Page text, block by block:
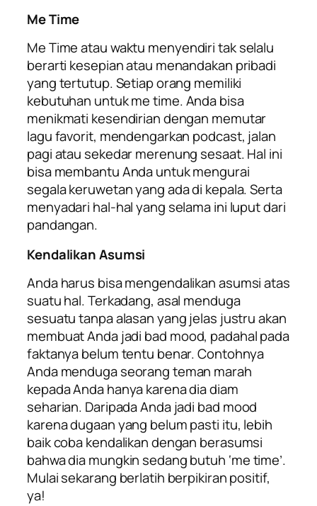
Me Time
Me Timeatau waktu menyendiri tak selalu
berarti kesepian atau menandakan pribadi
yang tertutup. Setiap orang memiliki
kebutuhan untukme time. Anda bisa
menikmati kesendirian dengan memutar
lagu favorit, mendengarkan podcast, jalan
pagi atau sekedar merenung sesaat. Hal ini
bisa membantu Anda untuk mengurai
segala keruwetan yang ada di kepala. Serta
menyadari hal-hal yang selama ini luput dari
pandangan.
Kendalikan Asumsi
Anda harus bisa mengendalikan asumsi atas
suatu hal. Terkadang, asal menduga
sesuatu tanpa alasan yang jelas justru akan
membuat Anda jadi bad mood, padahal pada
faktanya belum tentu benar. Contohnya
Anda menduga seorang teman marah
kepada Anda hanya karena dia diam
seharian. Daripada Anda jadi bad mood
karena dugaan yang belum pasti itu, lebih
baik coba kendalikan dengan berasumsi
bahwa dia mungkin sedang butuh ‘me time’.
Mulai sekarang berlatih berpikiran positif,
ya!